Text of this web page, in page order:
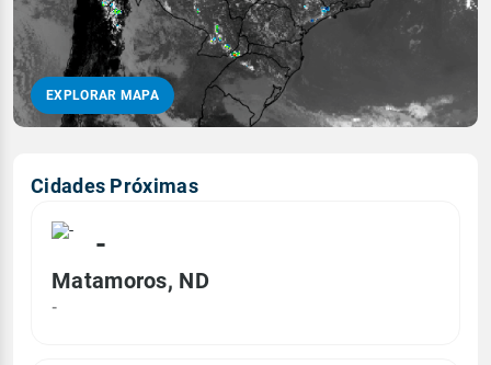
EXPLORAR MAPA
Cidades Próximas
-
Matamoros, ND
-